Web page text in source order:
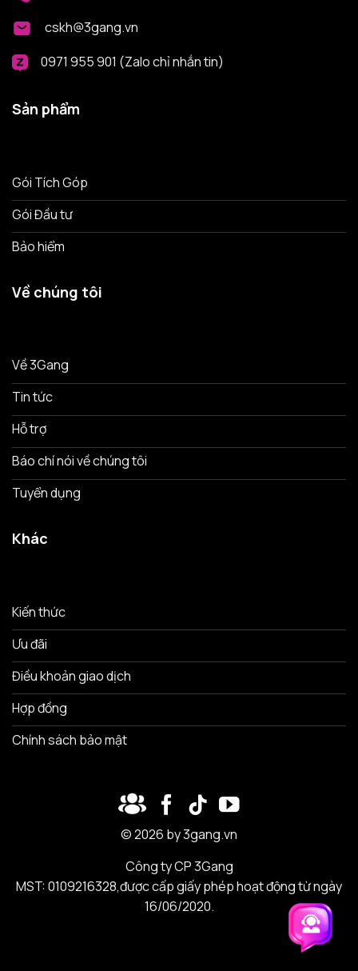
cskh@3gang.vn
0971 955 901 (Zalo chỉ nhắn tin)
Sản phẩm
Gói Tích Góp
Gói Đầu tư
Bảo hiểm
Về chúng tôi
Về 3Gang
Tin tức
Hỗ trợ
Báo chí nói về chúng tôi
Tuyển dụng
Khác
Kiến thức
Ưu đãi
Điều khoản giao dịch
Hợp đồng
Chính sách bảo mật
© 2026 by 3gang.vn
Công ty CP 3Gang
MST: 0109216328,được cấp giấy phép hoạt động từ ngày
16/06/2020.